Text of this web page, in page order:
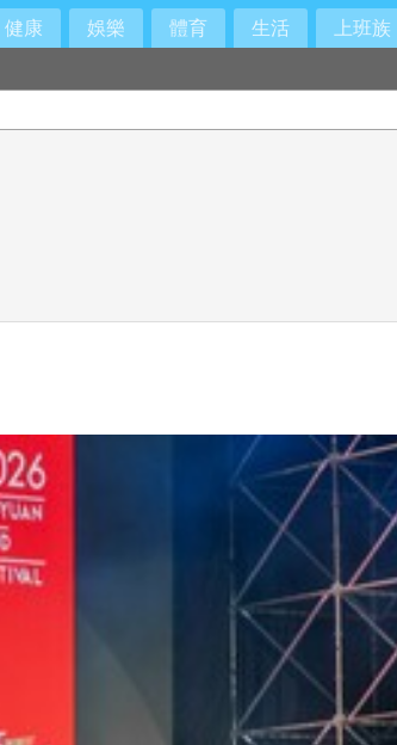
健康 娛樂 體育 生活 上班族